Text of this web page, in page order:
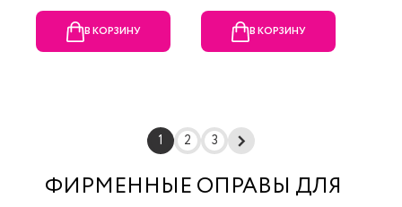
В КОРЗИНУ В КОРЗИНУ
1 2 3
ФИРМЕННЫЕ ОПРАВЫ ДЛЯ